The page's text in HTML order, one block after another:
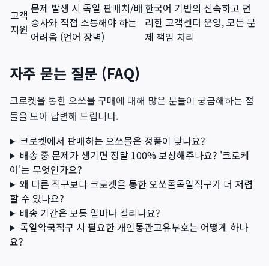
고객
지원
문제 발생 시 독일 판매처/배
송사와 직접 소통해야 하는
어려움 (언어 장벽)
한국어 기반의 신속하고 편
리한 고객센터 운영, 모든 문
제 책임 처리
자주 묻는 질문 (FAQ)
크로켓을 통한 오쏘몰 구매에 대해 많은 분들이 궁금해하는 점
들을 모아 답변해 드립니다.
크로켓에서 판매하는 오쏘몰은 정품이 맞나요?
배송 중 문제가 생기면 정말 100% 보상해주나요? '크로케
어'는 무엇인가요?
왜 다른 직구보다 크로켓을 통한 오쏘몰독일직구가 더 저렴
할 수 있나요?
배송 기간은 보통 얼마나 걸리나요?
독일약국직구 시 필요한 개인통관고유부호는 어떻게 하나
요?